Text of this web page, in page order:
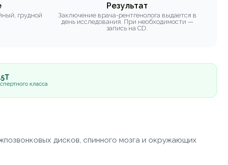
грудной
Результат
Заключение врача-рентгенолога выдается в
день исследования. При необходимости —
запись на CD.
класса
дисков, спинного мозга и окружающих